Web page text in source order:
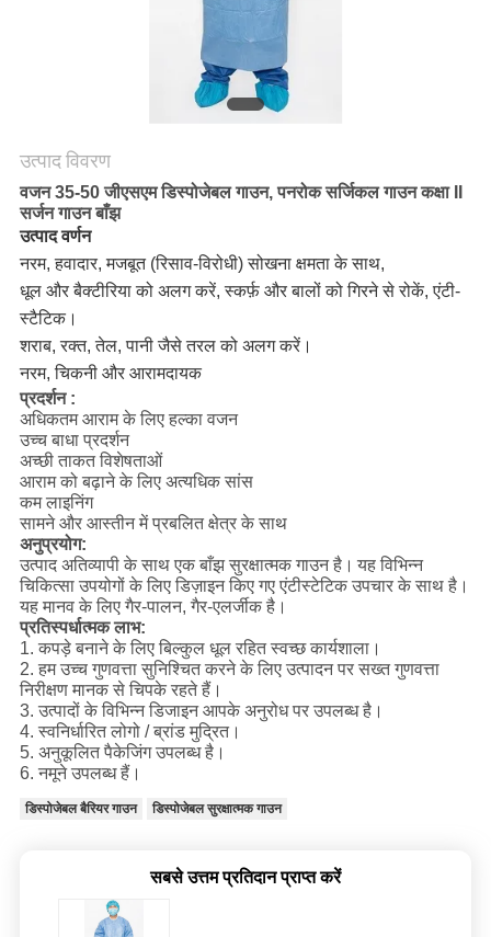
उत्पाद विवरण
वजन 35-50 जीएसएम डिस्पोजेबल गाउन, पनरोक सर्जिकल गाउन कक्षा II
सर्जन गाउन बाँझ
उत्पाद वर्णन
नरम, हवादार, मजबूत (रिसाव-विरोधी) सोखना क्षमता के साथ,
धूल और बैक्टीरिया को अलग करें, स्कर्फ़ और बालों को गिरने से रोकें, एंटी-
स्टैटिक।
शराब, रक्त, तेल, पानी जैसे तरल को अलग करें।
नरम, चिकनी और आरामदायक
प्रदर्शन :
अधिकतम आराम के लिए हल्का वजन
उच्च बाधा प्रदर्शन
अच्छी ताकत विशेषताओं
आराम को बढ़ाने के लिए अत्यधिक सांस
कम लाइनिंग
सामने और आस्तीन में प्रबलित क्षेत्र के साथ
अनुप्रयोग:
उत्पाद अतिव्यापी के साथ एक बाँझ सुरक्षात्मक गाउन है। यह विभिन्न
चिकित्सा उपयोगों के लिए डिज़ाइन किए गए एंटीस्टेटिक उपचार के साथ है।
यह मानव के लिए गैर-पालन, गैर-एलर्जीक है।
प्रतिस्पर्धात्मक लाभ:
1. कपड़े बनाने के लिए बिल्कुल धूल रहित स्वच्छ कार्यशाला।
2. हम उच्च गुणवत्ता सुनिश्चित करने के लिए उत्पादन पर सख्त गुणवत्ता
निरीक्षण मानक से चिपके रहते हैं।
3. उत्पादों के विभिन्न डिजाइन आपके अनुरोध पर उपलब्ध है।
4. स्वनिर्धारित लोगो / ब्रांड मुद्रित।
5. अनुकूलित पैकेजिंग उपलब्ध है।
6. नमूने उपलब्ध हैं।
डिस्पोजेबल बैरियर गाउन डिस्पोजेबल सुरक्षात्मक गाउन
सबसे उत्तम प्रतिदान प्राप्त करें